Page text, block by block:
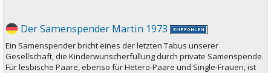
Der Samenspender Martin 1973
Ein Samenspender bricht eines der letzten Tabus unserer
Gesellschaft, die Kinderwunscherfüllung durch private Samenspende.
Für lesbische Paare, ebenso für Hetero-Paare und Single-Frauen, ist